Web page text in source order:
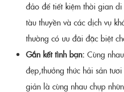
đảo để tiết kiệm thời gian
tàu thuyền và các dịch vụ
thường có ưu đãi đặc biệt
Gắn kết tình bạn: Cùng
đẹp,thưởng thức hải sản
giản là cùng nhau chụp